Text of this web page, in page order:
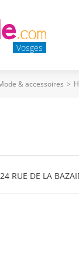
Vosges
& accessoires >
RUE DE LA